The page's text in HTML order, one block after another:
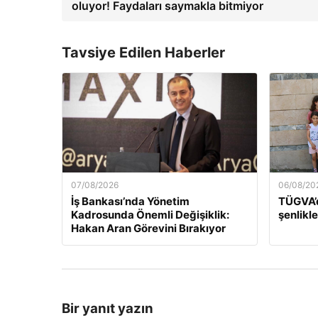
oluyor! Faydaları saymakla bitmiyor
Tavsiye Edilen Haberler
07/08/2026
İş Bankası’nda Yönetim
Kadrosunda Önemli Değişiklik:
Hakan Aran Görevini Bırakıyor
06/08/
Bir yanıt yazın